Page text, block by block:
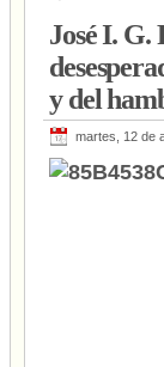
José I. G.
y del
martes, 12 de